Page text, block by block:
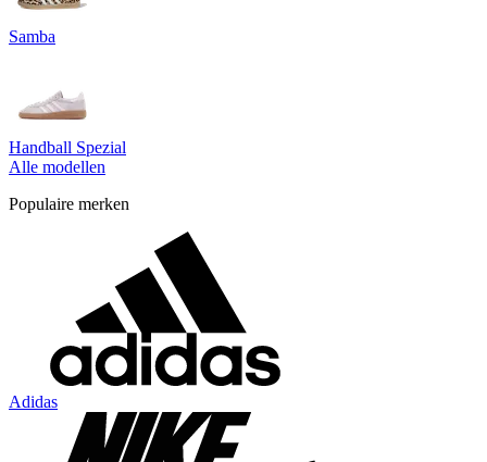
Samba
Handball Spezial
Alle modellen
Populaire merken
Adidas